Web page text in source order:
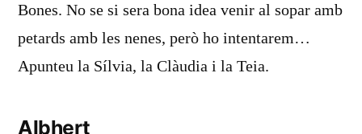
Bones. No se si sera bona idea venir al sopar amb
petards amb les nenes, però ho intentarem…
Apunteu la Sílvia, la Clàudia i la Teia.
Albhert